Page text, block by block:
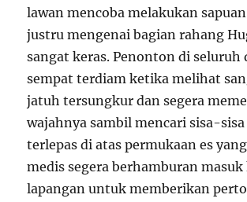
lawan mencoba melakukan
justru mengenai bagian rahang
sangat keras. Penonton di seluruh
sempat terdiam ketika melihat
jatuh tersungkur dan segera
wajahnya sambil mencari sisa-
terlepas di atas permukaan es
medis segera berhamburan masuk
lapangan untuk memberikan